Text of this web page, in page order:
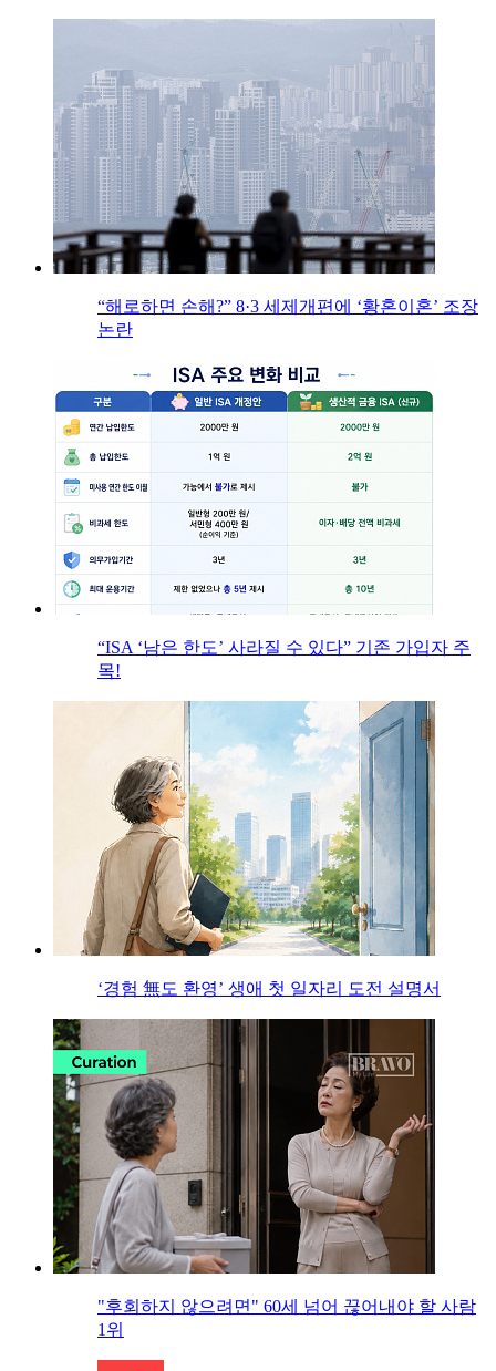
“해로하면 손해?” 8·3 세제개편에 ‘황혼이혼’ 조장
논란
“ISA ‘남은 한도’ 사라질 수 있다” 기존 가입자 주
목!
‘경험 無도 환영’ 생애 첫 일자리 도전 설명서
"후회하지 않으려면" 60세 넘어 끊어내야 할 사람
1위